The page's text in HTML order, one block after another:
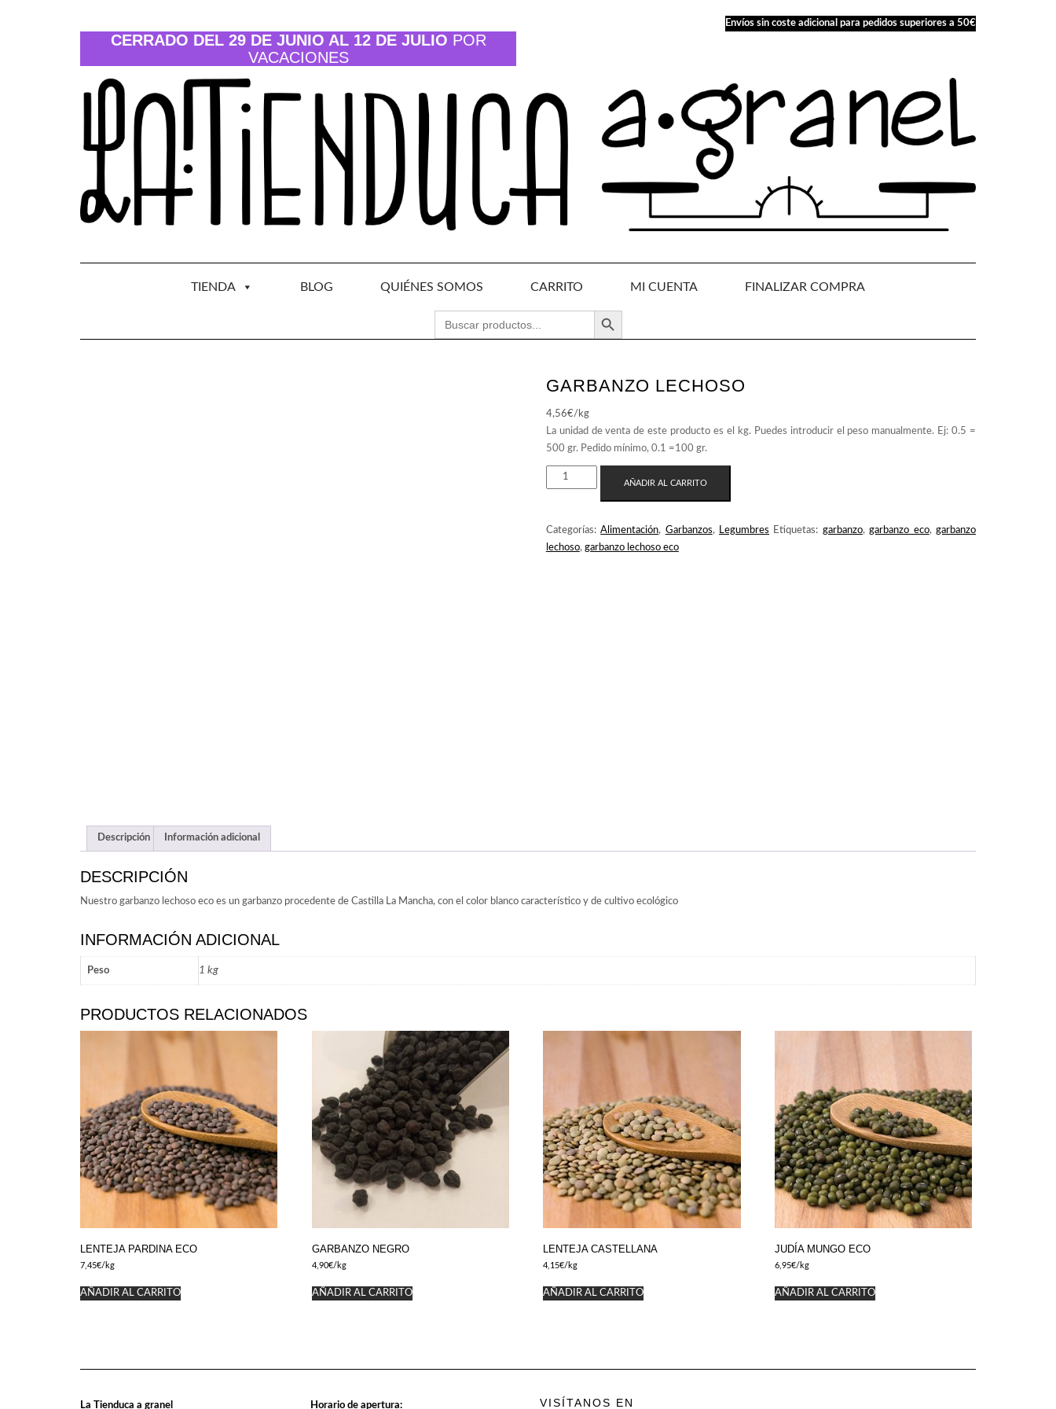
CERRADO DEL 29 DE JUNIO AL 12 DE JULIO POR
VACACIONES
Envíos sin coste adicional para pedidos superiores a 50€
TIENDA BLOG QUIÉNES SOMOS CARRITO MI CUENTA FINALIZAR COMPRA
BUSCAR:
BOTÓN DE BÚSQUEDA
GARBANZO LECHOSO
4,56€/kg
GARBANZO
LECHOSO
AÑADIR AL CARRITO
Categorías:Alimentación, Garbanzos, Legumbres Etiquetas: garbanzo,garbanzo eco,garbanzo
lechoso, garbanzo lechoso eco
Descripción Información adicional
DESCRIPCIÓN
Nuestro garbanzo lechoso eco es un garbanzo procedente de Castilla La Mancha, con el color blanco característico y de cultivo ecológico
INFORMACIÓN ADICIONAL
Peso 1 kg
PRODUCTOS RELACIONADOS
LENTEJA PARDINA ECO
7,45€/kg
AÑADIR AL CARRITO
GARBANZO NEGRO
4,90€/kg
AÑADIR AL CARRITO
LENTEJA CASTELLANA
4,15€/kg
AÑADIR AL CARRITO
JUDÍA MUNGO ECO
6,95€/kg
AÑADIR AL CARRITO
La Tienduca a granel Horario de apertura: VISÍTANOS EN